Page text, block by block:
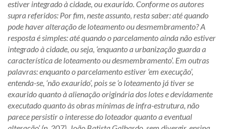
estiver integrado à cidade, ou exaurido. Conforme os autores
supra referidos: Por fim, neste assunto, resta saber: até quando
pode haver alteração de loteamento ou desmembramento? A
resposta é simples: até quando o parcelamento ainda não estiver
integrado à cidade, ou seja, ‘enquanto a urbanização guarda a
característica de loteamento ou desmembramento’. Em outras
palavras: enquanto o parcelamento estiver ‘em execução’,
entenda-se, ‘não exaurido’, pois se ‘o loteamento já tiver se
exaurido quanto à alienação originária dos lotes e devidamente
executado quanto às obras mínimas de infra-estrutura, não
parece persistir o interesse do loteador quanto a eventual